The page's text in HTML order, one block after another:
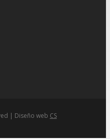
| Diseño web CS